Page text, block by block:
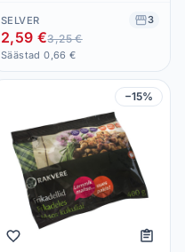
SELVER 3
2,59 €3,25 €
Säästad 0,66 €
−15%